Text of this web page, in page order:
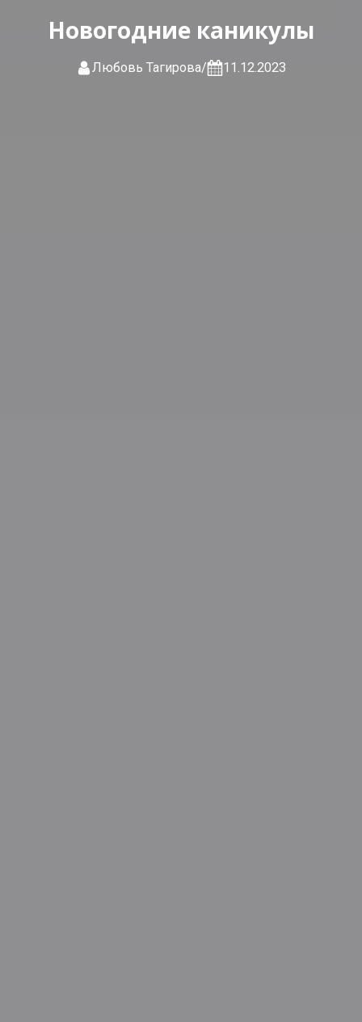
Новогодние каникулы
Любовь Тагирова/ 11.12.2023